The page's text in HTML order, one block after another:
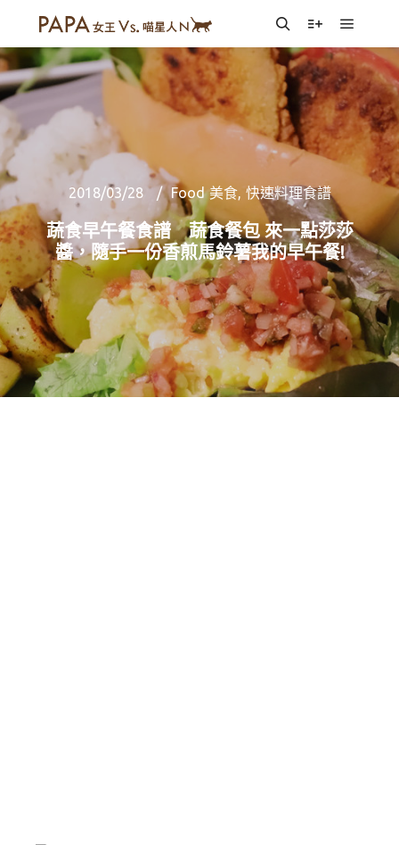
SearchMore info
Main
2018/03/28 Food 美食, 快速料理食譜
蔬食早午餐食譜 蔬食餐包 來一點莎莎
醬，隨手一份香煎馬鈴薯我的早午餐!